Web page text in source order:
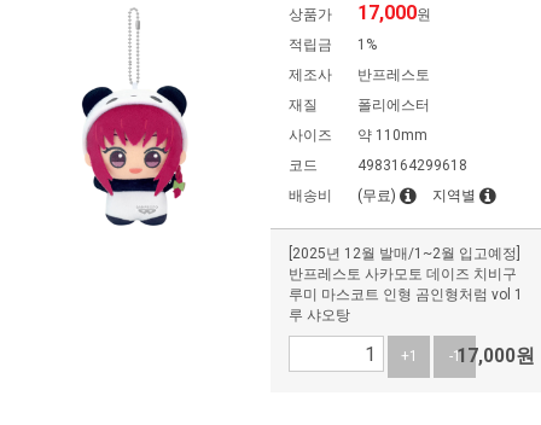
상품가 17,000원
적립금
1%
제조사
반프레스토
재질
폴리에스터
사이즈
약 110mm
코드
4983164299618
배송비
(무료) 지역별
[2025년 12월 발매/1~2월 입고예정]
반프레스토 사카모토 데이즈 치비구
루미 마스코트 인형 곰인형처럼 vol 1
루 샤오탕
+1 -117,000원